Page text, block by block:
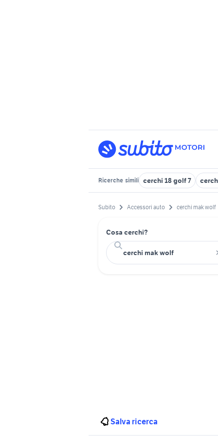
Ricerche simili cerchi 18 golf 7
Subito Accessori auto cerchi mak wolf
Cosa cerchi?
Salva ricerca